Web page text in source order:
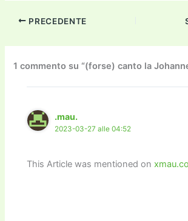
c
e
b
o
o
k
itt
er
ai
l
d
o
n
a
m
PRECEDENTE
1 commento su “(forse) canto la
.mau.
2023-03-27 alle 04:52
This Article was mentioned on